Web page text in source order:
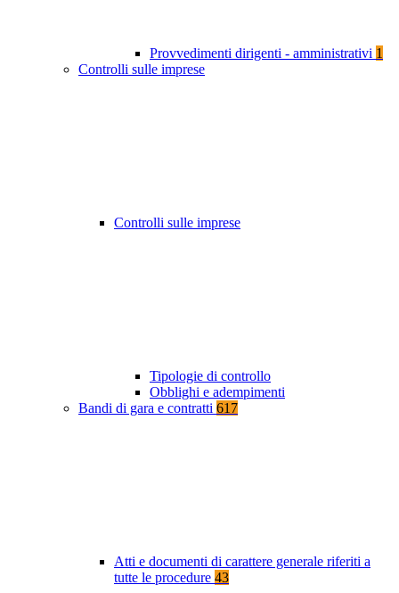
Provvedimenti dirigenti - amministrativi 1
Controlli sulle imprese
Controlli sulle imprese
Tipologie di controllo
Obblighi e adempimenti
Bandi di gara e contratti 617
Atti e documenti di carattere generale riferiti a
tutte le procedure 43